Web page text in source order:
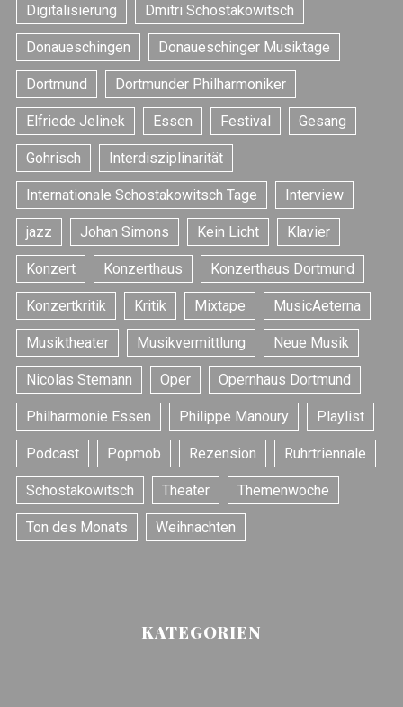
Digitalisierung Dmitri Schostakowitsch
Donaueschingen Donaueschinger Musiktage
Dortmund Dortmunder Philharmoniker
Elfriede Jelinek Essen Festival Gesang
Gohrisch Interdisziplinarität
Internationale Schostakowitsch Tage Interview
jazz Johan Simons Kein Licht Klavier
Konzert Konzerthaus Konzerthaus Dortmund
Konzertkritik Kritik Mixtape MusicAeterna
Musiktheater Musikvermittlung Neue Musik
Nicolas Stemann Oper Opernhaus Dortmund
Philharmonie Essen Philippe Manoury Playlist
Podcast Popmob Rezension Ruhrtriennale
Schostakowitsch Theater Themenwoche
Ton des Monats Weihnachten
KATEGORIEN